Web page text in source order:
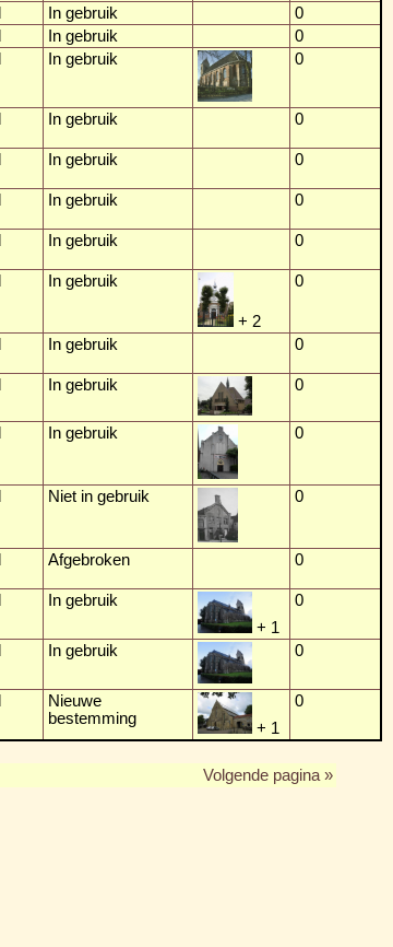
In gebruik
0
In gebruik
0
In gebruik 0
In gebruik 0
In gebruik 0
In gebruik 0
In gebruik 0
In gebruik
+ 2
0
In gebruik 0
In gebruik 0
In gebruik 0
Niet in gebruik 0
Afgebroken 0
In gebruik
+ 1
0
In gebruik 0
Nieuwe
bestemming
+ 1
0
Volgende pagina »